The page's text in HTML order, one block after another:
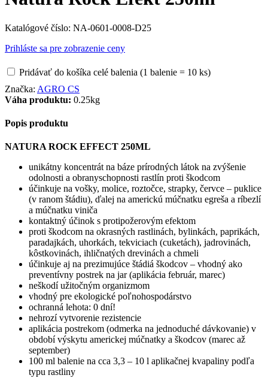
Katalógové číslo: NA-0601-0008-D25
Prihláste sa pre zobrazenie ceny
Pridávať do košíka celé balenia (1 balenie = 10 ks)
Značka: AGRO CS
Váha produktu: 0.25kg
Popis produktu
NATURA ROCK EFFECT 250ML
unikátny koncentrát na báze prírodných látok na zvýšenie
odolnosti a obranyschopnosti rastlín proti škodcom
účinkuje na vošky, molice, roztočce, strapky, červce – puklice
(v ranom štádiu), ďalej na americkú múčnatku egreša a ríbezlí
a múčnatku viniča
kontaktný účinok s protipožerovým efektom
proti škodcom na okrasných rastlinách, bylinkách, paprikách,
paradajkách, uhorkách, tekviciach (cuketách), jadrovinách,
kôstkovinách, ihličnatých drevinách a chmeli
účinkuje aj na prezimujúce štádiá škodcov – vhodný ako
preventívny postrek na jar (aplikácia február, marec)
neškodí užitočným organizmom
vhodný pre ekologické poľnohospodárstvo
ochranná lehota: 0 dní!
nehrozí vytvorenie rezistencie
aplikácia postrekom (odmerka na jednoduché dávkovanie) v
období výskytu americkej múčnatky a škodcov (marec až
september)
100 ml balenie na cca 3,3 – 10 l aplikačnej kvapaliny podľa
typu rastliny